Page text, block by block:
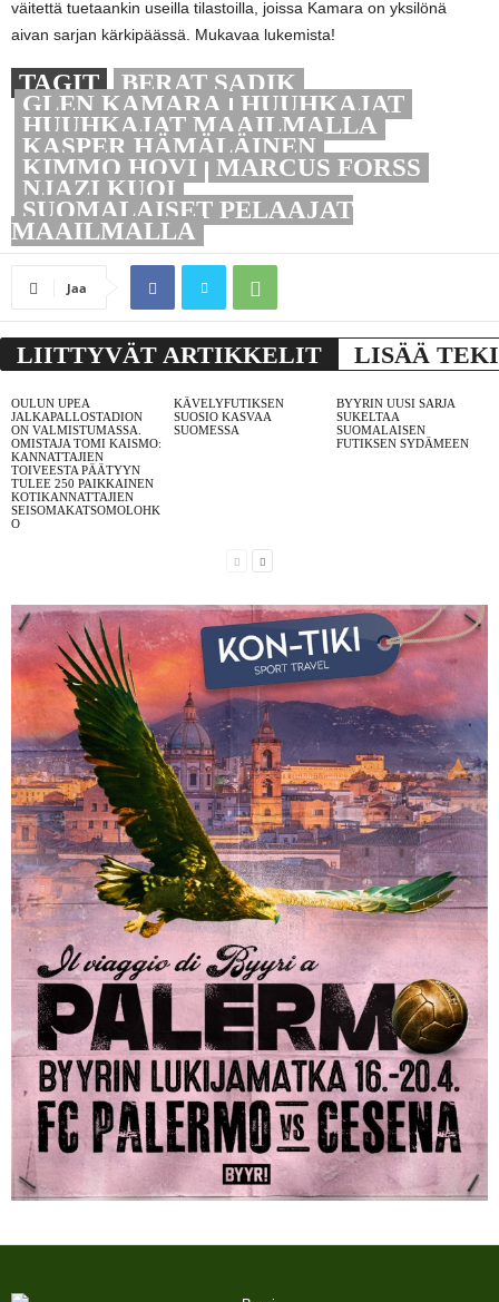
väitettä tuetaankin useilla tilastoilla, joissa Kamara on yksilönä
aivan sarjan kärkipäässä. Mukavaa lukemista!
TAGIT BERAT SADIK
GLEN KAMARA HUUHKAJAT
HUUHKAJAT MAAILMALLA
KASPER HÄMÄLÄINEN
KIMMO HOVI MARCUS FORSS
NJAZI KUQI
SUOMALAISET PELAAJAT
MAAILMALLA
Jaa
LIITTYVÄT ARTIKKELIT LISÄÄ
OULUN UPEA
JALKAPALLOSTADION
ON VALMISTUMASSA.
OMISTAJA TOMI KAISMO:
KANNATTAJIEN
TOIVEESTA PÄÄTYYN
TULEE 250 PAIKKAINEN
KOTIKANNATTAJIEN
SEISOMAKATSOMOLOHK
O
KÄVELYFUTIKSEN
SUOSIO KASVAA
SUOMESSA
BYYRIN UUSI SARJA
SUKELTAA
SUOMALAISEN
FUTIKSEN SYDÄMEEN